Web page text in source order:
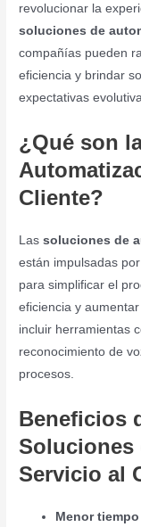
revolucionar la
soluciones de
compañías pueden
eficiencia y brindar
expectativas
¿Qué son
Cliente?
Lassoluciones de
están impulsadas
para simplificar el
eficiencia y
incluir herramientas
reconocimiento de
procesos.
Beneficios
Soluciones
Servicio al
Menor